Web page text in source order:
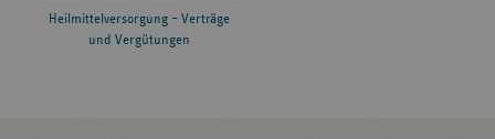
Heilmittelversorgung – Verträge
und Vergütungen